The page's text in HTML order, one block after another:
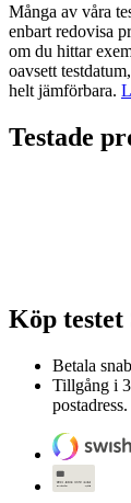
Många av våra
enbart redovisa
om du hittar
oavsett
helt jämförbara.
Testade
Köp testet
Betala
Tillgång i
postadress.